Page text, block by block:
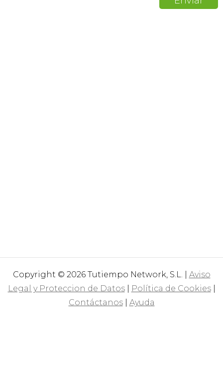
Copyright © 2026 Tutiempo Network, S.L. | Aviso
Legal y Proteccion de Datos| Política de Cookies|
Contáctanos| Ayuda